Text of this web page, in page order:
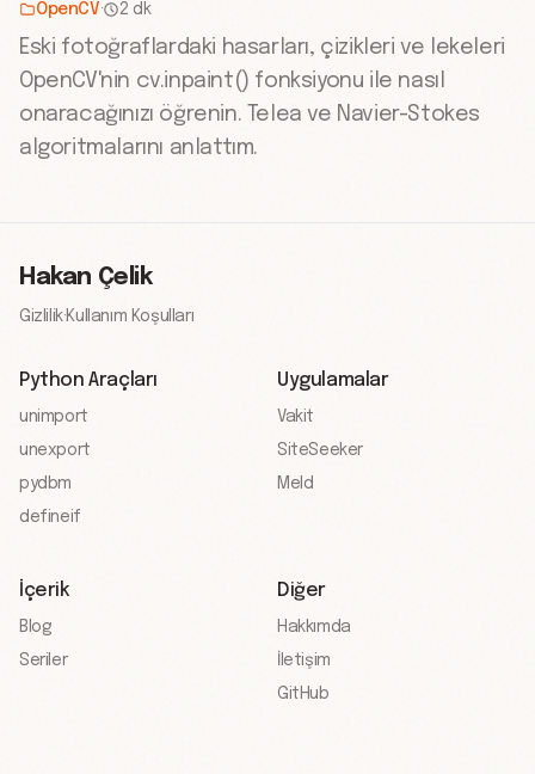
OpenCV· 2 dk
Eski fotoğraflardaki hasarları, çizikleri ve lekeleri
OpenCV'nin cv.inpaint() fonksiyonu ile nasıl
onaracağınızı öğrenin. Telea ve Navier-Stokes
algoritmalarını anlattım.
Hakan Çelik
Gizlilik·Kullanım Koşulları
Python Araçları
unimport
unexport
pydbm
defineif
Uygulamalar
Vakit
SiteSeeker
Meld
İçerik
Blog
Seriler
Diğer
Hakkımda
İletişim
GitHub